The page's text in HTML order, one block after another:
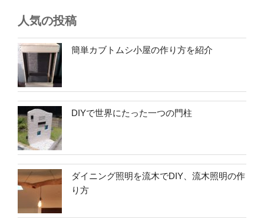
人気の投稿
簡単カブトムシ小屋の作り方を紹介
DIYで世界にたった一つの門柱
ダイニング照明を流木でDIY、流木照明の作
り方